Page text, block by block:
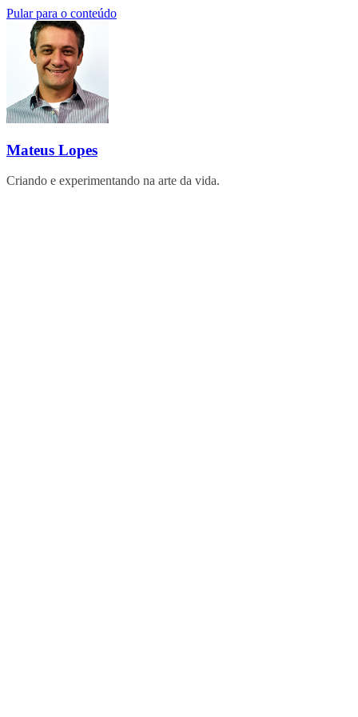
Pular para o conteúdo
Mateus Lopes
Criando e experimentando na arte da vida.